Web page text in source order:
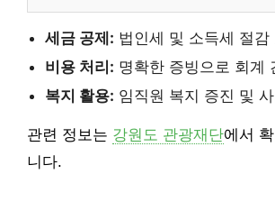
세금 공제: 법인세 및 소득세 절감
비용 처리: 명확한 증빙으로 회계
복지 활용: 임직원 복지 증진 및
관련 정보는 강원도 관광재단에서
니다.